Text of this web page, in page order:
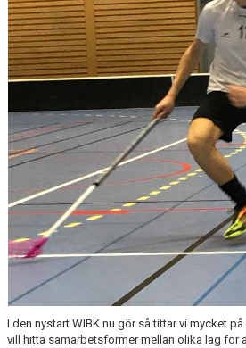
I den nystart WIBK nu gör så tittar vi mycket
vill hitta samarbetsformer mellan olika lag för